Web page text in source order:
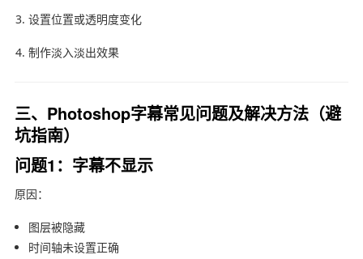
设置位置或透明度变化
制作淡入淡出效果
三、Photoshop字幕常见问题及解决方法（避
坑指南）
问题1：字幕不显示
原因：
图层被隐藏
时间轴未设置正确